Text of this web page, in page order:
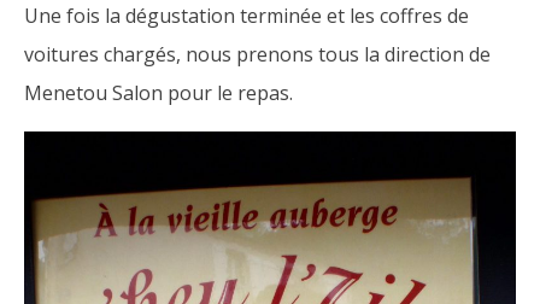
Une fois la dégustation terminée et les coffres de
voitures chargés, nous prenons tous la direction de
Menetou Salon pour le repas.